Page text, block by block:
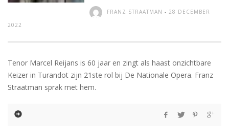
FRANZ STRAATMAN - 28 DECEMBER
2022
Tenor Marcel Reijans is 60 jaar en zingt als haast onzichtbare
Keizer in Turandot zijn 21ste rol bij De Nationale Opera. Franz
Straatman sprak met hem.